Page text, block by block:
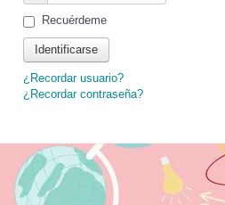
Contraseña
Recuérdeme
Identificarse
¿Recordar usuario?
¿Recordar contraseña?